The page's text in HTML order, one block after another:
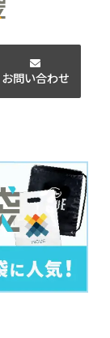
お問い合わせ